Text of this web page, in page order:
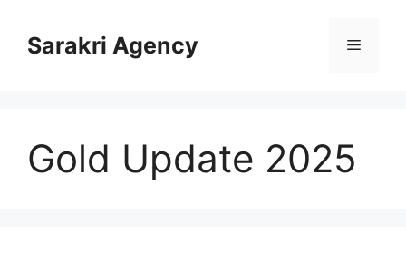
contentSarakri Agency Menu
Gold Update 2025